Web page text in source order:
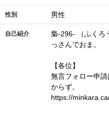
性別 男性
自己紹介
梟-296- （ふくろ
っさんでおま。
【各位】
無言フォロー申
からず。
https://